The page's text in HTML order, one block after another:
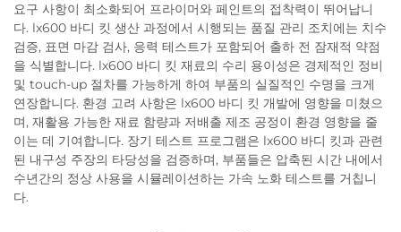
요구 사항이 최소화되어 프라이머와 페인트의 접착력이 뛰어납니
다. lx600 바디 킷 생산 과정에서 시행되는 품질 관리 조치에는 치수
검증, 표면 마감 검사, 응력 테스트가 포함되어 출하 전 잠재적 약점
을 식별합니다. lx600 바디 킷 재료의 수리 용이성은 경제적인 정비
및 touch-up 절차를 가능하게 하여 부품의 실질적인 수명을 크게
연장합니다. 환경 고려 사항은 lx600 바디 킷 개발에 영향을 미쳤으
며, 재활용 가능한 재료 함량과 저배출 제조 공정이 환경 영향을 줄
이는 데 기여합니다. 장기 테스트 프로그램은 lx600 바디 킷과 관련
된 내구성 주장의 타당성을 검증하며, 부품들은 압축된 시간 내에서
수년간의 정상 사용을 시뮬레이션하는 가속 노화 테스트를 거칩니
다.